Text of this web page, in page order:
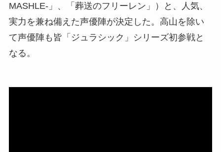
MASHLE-」、「葬送のフリーレン」）と、人気、
実力を兼ね備えた声優陣が決定した。高山を除い
て声優陣も皆「ジュラシック」シリーズ初参戦と
なる。